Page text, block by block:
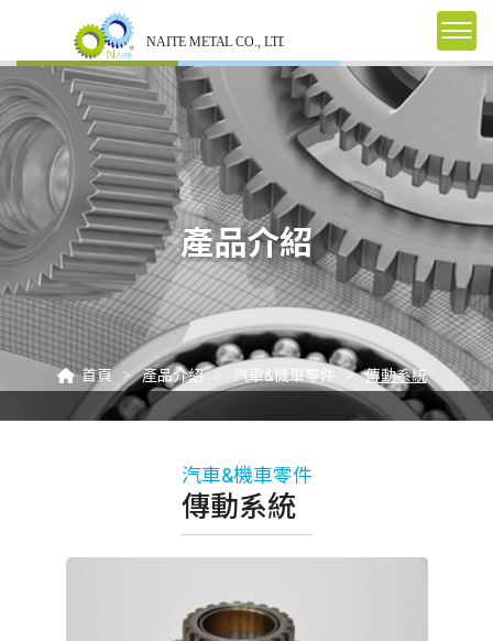
產品介紹
首頁 產品介紹 汽車&機車零件 傳動系統
汽車&機車零件
傳動系統